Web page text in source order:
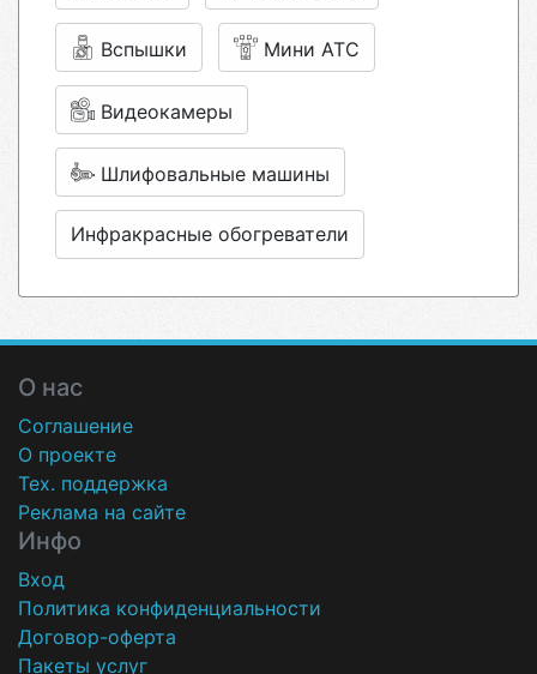
Вспышки Мини АТС
Видеокамеры
Шлифовальные машины
Инфракрасные обогреватели
О нас
Соглашение
О проекте
Тех. поддержка
Реклама на сайте
Инфо
Вход
Политика конфиденциальности
Договор-оферта
Пакеты услуг